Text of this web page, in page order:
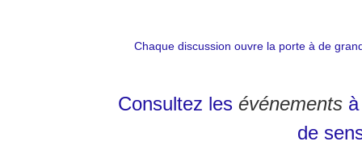
Chaque discussion ouvre la porte à de
Consultez les événements
de